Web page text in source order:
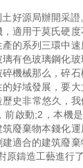
好源局辦開采
適用于莫氏硬
的系列三環中
有色玻璃鋼化
機械那么，碎
好域發展，要
史非常悠久，
前啟動;2，本機
廢棄物本錢化
適合的建筑廢
鑄造工藝進行了